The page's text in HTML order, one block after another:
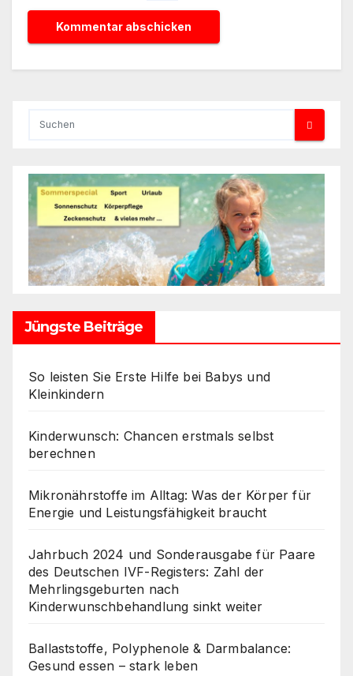
Jüngste Beiträge
So leisten Sie Erste Hilfe bei Babys und
Kleinkindern
Kinderwunsch: Chancen erstmals selbst
berechnen
Mikronährstoffe im Alltag: Was der Körper für
Energie und Leistungsfähigkeit braucht
Jahrbuch 2024 und Sonderausgabe für Paare
des Deutschen IVF-Registers: Zahl der
Mehrlingsgeburten nach
Kinderwunschbehandlung sinkt weiter
Ballaststoffe, Polyphenole & Darmbalance:
Gesund essen – stark leben